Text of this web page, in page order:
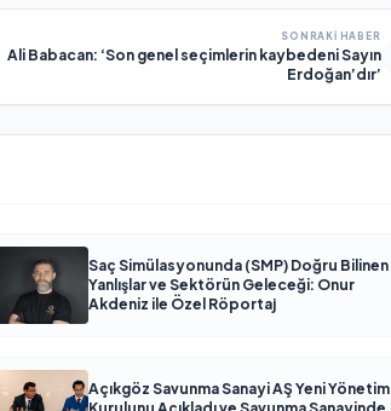
SONRAKI HABER
Ali Babacan: ‘Son genel seçimlerin kaybedeni Sayın
Erdoğan’dır’
Saç Simülasyonunda (SMP) Doğru Bilinen
Yanlışlar ve Sektörün Geleceği: Onur
Akdeniz ile Özel Röportaj
Açıkgöz Savunma Sanayi AŞ Yeni Yönetim